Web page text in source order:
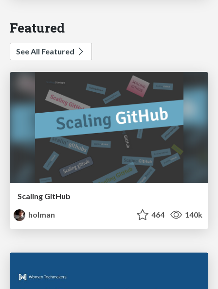
Featured
See All Featured
Scaling GitHub
holman
464 140k